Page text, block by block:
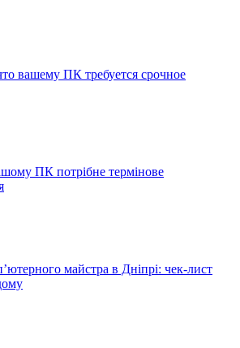
вашему ПК требуется срочное
ПК потрібне термінове
майстра в Дніпрі: чек-лист